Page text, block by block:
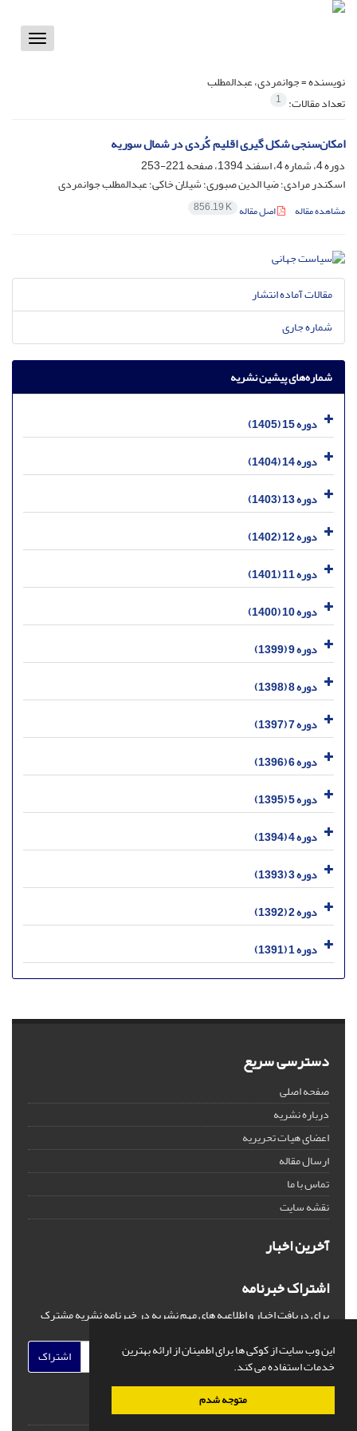
این وب سایت از کوکی ها برای اطمینان از ارائه بهترین
خدمات استفاده می کند.
متوجه شدم
Toggle
نویسنده =جوانمردی، عبدالمطلب
تعداد مقالات: 1
امکان‌سنجی شکل گیری اقلیم کُردی در شمال سوریه
دوره 4، شماره 4، اسفند 1394، صفحه
221-253
اسکندر مرادی؛ ضیا الدین صبوری؛ شیلان خاکی؛ عبدالمطلب جوانمردی
مشاهده مقاله اصل مقاله 856.19 K
مقالات آماده انتشار
شماره جاری
شماره‌های پیشین نشریه
دوره 15 (1405)
دوره 14 (1404)
دوره 13 (1403)
دوره 12 (1402)
دوره 11 (1401)
دوره 10 (1400)
دوره 9 (1399)
دوره 8 (1398)
دوره 7 (1397)
دوره 6 (1396)
دوره 5 (1395)
دوره 4 (1394)
دوره 3 (1393)
دوره 2 (1392)
دوره 1 (1391)
دسترسی سریع
صفحه اصلی
درباره نشریه
اعضای هیات تحریریه
ارسال مقاله
تماس با ما
نقشه سایت
آخرین اخبار
اشتراک خبرنامه
برای دریافت اخبار و اطلاعیه های مهم نشریه در خبرنامه نشریه مشترک
اشتراک